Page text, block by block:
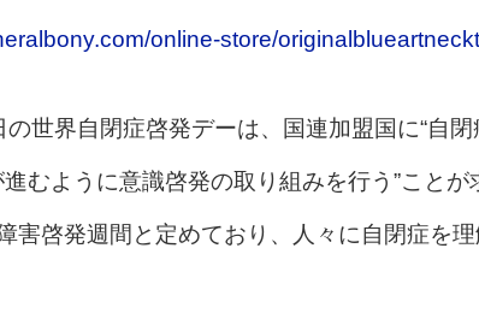
online-store/
世界自閉症啓発デーは、国連加盟国に“自
むように意識啓発の取り組みを行う”こと
害啓発週間と定めており、人々に自閉症を